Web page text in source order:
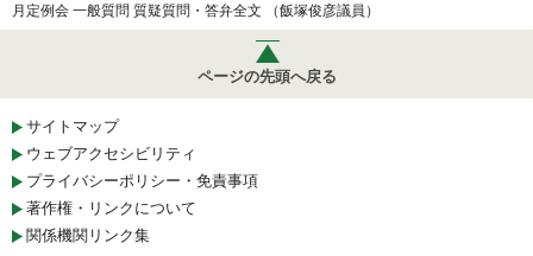
月定例会 一般質問 質疑質問・答弁全文 （飯塚俊彦議員）
ページの先頭へ戻る
サイトマップ
ウェブアクセシビリティ
プライバシーポリシー・免責事項
著作権・リンクについて
関係機関リンク集